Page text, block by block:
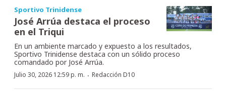
Sportivo Trinidense
José Arrúa destaca el proceso
en el Triqui
En un ambiente marcado y expuesto a los resultados,
Sportivo Trinidense destaca con un sólido proceso
comandado por José Arrúa.
Julio 30, 2026 12:59 p. m. · Redacción D10